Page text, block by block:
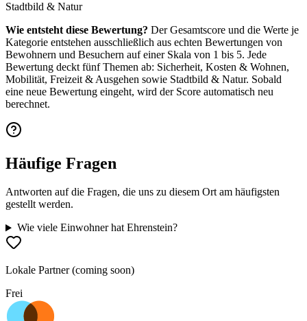
Stadtbild & Natur
Wie entsteht diese Bewertung? Der Gesamtscore und die Werte je
Kategorie entstehen ausschließlich aus echten Bewertungen von
Bewohnern und Besuchern auf einer Skala von 1 bis 5. Jede
Bewertung deckt fünf Themen ab: Sicherheit, Kosten & Wohnen,
Mobilität, Freizeit & Ausgehen sowie Stadtbild & Natur. Sobald
eine neue Bewertung eingeht, wird der Score automatisch neu
berechnet.
Häufige Fragen
Antworten auf die Fragen, die uns zu diesem Ort am häufigsten
gestellt werden.
Wie viele Einwohner hat Ehrenstein?
Lokale Partner (coming soon)
Frei